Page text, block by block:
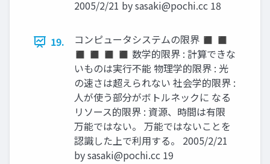
2005/2/21 bysasaki@pochi.cc 18
19.
コンピュータシステムの限界 ◼ ◼
◼ ◼ ◼ ◼ 数学的限界 : 計算できな
いものは実行不能 物理学的限界 : 光
の速さは超えられない 社会学的限界 :
人が使う部分がボトルネックに なる
リソース的限界 : 資源、時間は有限
万能ではない。 万能ではないことを
認識した上で利用する。 2005/2/21
bysasaki@pochi.cc 19